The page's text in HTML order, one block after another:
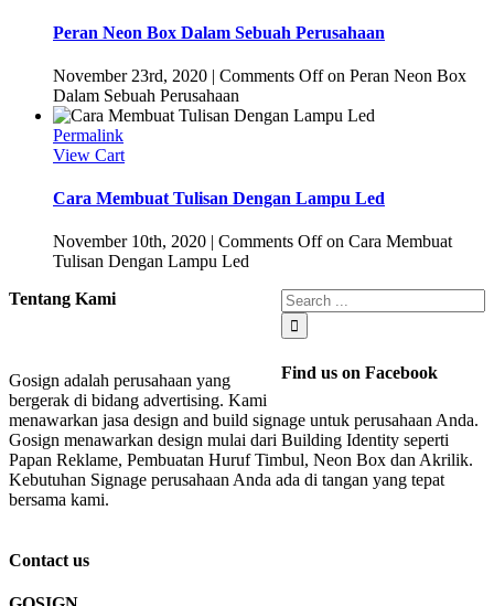
Peran Neon Box Dalam Sebuah Perusahaan
November 23rd, 2020 | Comments Offon Peran Neon Box
Dalam Sebuah Perusahaan
Permalink
View Cart
Cara Membuat Tulisan Dengan Lampu Led
November 10th, 2020 | Comments Offon Cara Membuat
Tulisan Dengan Lampu Led
Find us on Facebook
Tentang Kami
Gosign adalah perusahaan yang
bergerak di bidang advertising. Kami
menawarkan jasa design and build signage untuk perusahaan Anda.
Gosign menawarkan design mulai dari Building Identity seperti
Papan Reklame, Pembuatan Huruf Timbul, Neon Box dan Akrilik.
Kebutuhan Signage perusahaan Anda ada di tangan yang tepat
bersama kami.
Contact us